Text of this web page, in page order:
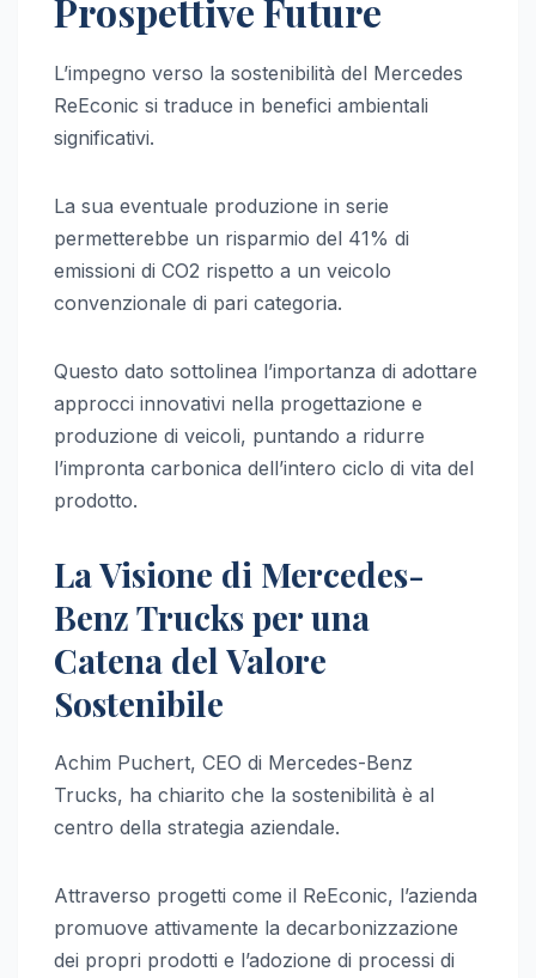
Prospettive Future
L’impegno verso la sostenibilità del Mercedes
ReEconic si traduce in benefici ambientali
significativi.
La sua eventuale produzione in serie
permetterebbe un risparmio del 41% di
emissioni di CO2 rispetto a un veicolo
convenzionale di pari categoria.
Questo dato sottolinea l’importanza di adottare
approcci innovativi nella progettazione e
produzione di veicoli, puntando a ridurre
l’impronta carbonica dell’intero ciclo di vita del
prodotto.
La Visione di Mercedes-
Benz Trucks per una
Catena del Valore
Sostenibile
Achim Puchert, CEO di Mercedes-Benz
Trucks, ha chiarito che la sostenibilità è al
centro della strategia aziendale.
Attraverso progetti come il ReEconic, l’azienda
promuove attivamente la decarbonizzazione
dei propri prodotti e l’adozione di processi di